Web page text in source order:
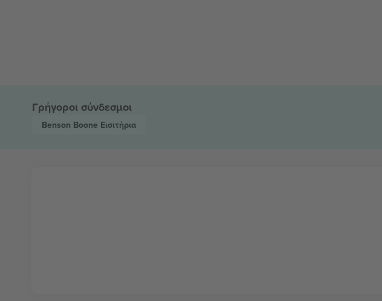
Γρήγοροι σύνδεσμοι
Benson Boone Εισιτήρια